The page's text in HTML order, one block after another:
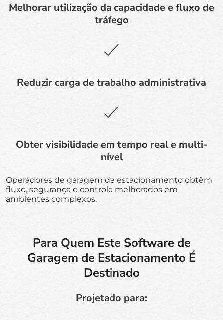
Melhorar utilização da capacidade e fluxo de
tráfego
Reduzir carga de trabalho administrativa
Obter visibilidade em tempo real e multi-
nível
Operadores de garagem de estacionamento obtêm
fluxo, segurança e controle melhorados em
ambientes complexos.
Para Quem Este Software de
Garagem de Estacionamento É
Destinado
Projetado para: